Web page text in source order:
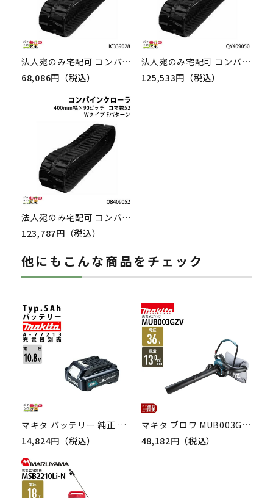
法人宛のみ宅配可 コンバインゴムクローラ 330幅×90ピッチ コマ数28 IC3390シリーズ [Dパターン] IC339028 1本
68,086円（税込）
法人宛のみ宅配可 コンバインゴムクローラ 400幅×90ピッチ Nタイプ コマ数50 QY4090シリーズ [Fパターン] QY409050 1本
125,533円（税込）
法人宛のみ宅配可 コンバインゴムクローラ 400幅×90ピッチ Wタイプ コマ数52 QB4090シリーズ [Fパターン] QB409052 1本
123,787円（税込）
他にもこんな商品をチェック
マキタ バッテリー 純正 BL1050B A-77213 10.8V Typ.5 スライド式 makita 【正規品】
14,824円（税込）
マキタ ブロワ MUB003GZV 36V 40Vmax 充電式 肩掛け式 最大風量 13.8m3/min 6.1kg バッテリー・充電式別売 バキュームキット付
48,182円（税込）